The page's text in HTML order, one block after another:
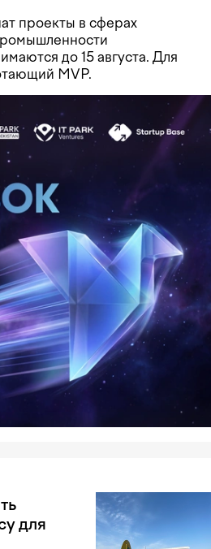
проекты в сферах
до 15 августа. Для
MVP.
для